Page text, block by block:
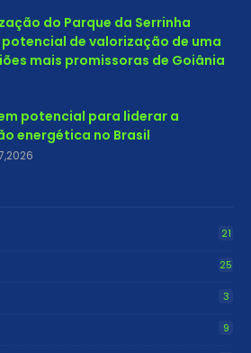
do Parque da Serrinha
de valorização de uma
mais promissoras de Goiânia
potencial para liderar a
energética no Brasil
21
25
3
9